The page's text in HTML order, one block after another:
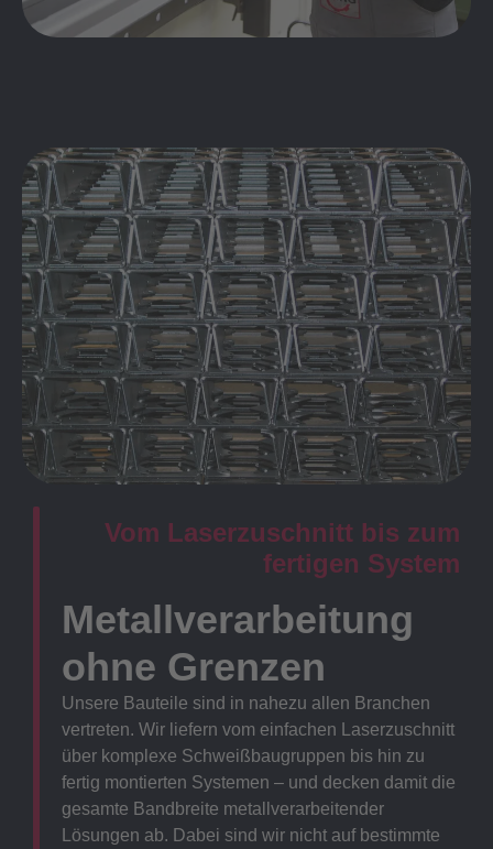
Vom Laserzuschnitt bis zum
fertigen System
Metallverarbeitung
ohne Grenzen
Unsere Bauteile sind in nahezu allen Branchen
vertreten. Wir liefern vom einfachen Laserzuschnitt
über komplexe Schweißbaugruppen bis hin zu
fertig montierten Systemen – und decken damit die
gesamte Bandbreite metallverarbeitender
Lösungen ab. Dabei sind wir nicht auf bestimmte